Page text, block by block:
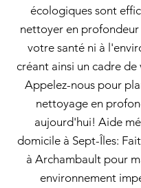
écologiques sont
nettoyer en profondeur
votre santé ni à
créant ainsi un cadre de
Appelez-nous pour
nettoyage en
aujourd'hui! Aide
domicile à Sept-Îles:
à Archambault pour
environnement